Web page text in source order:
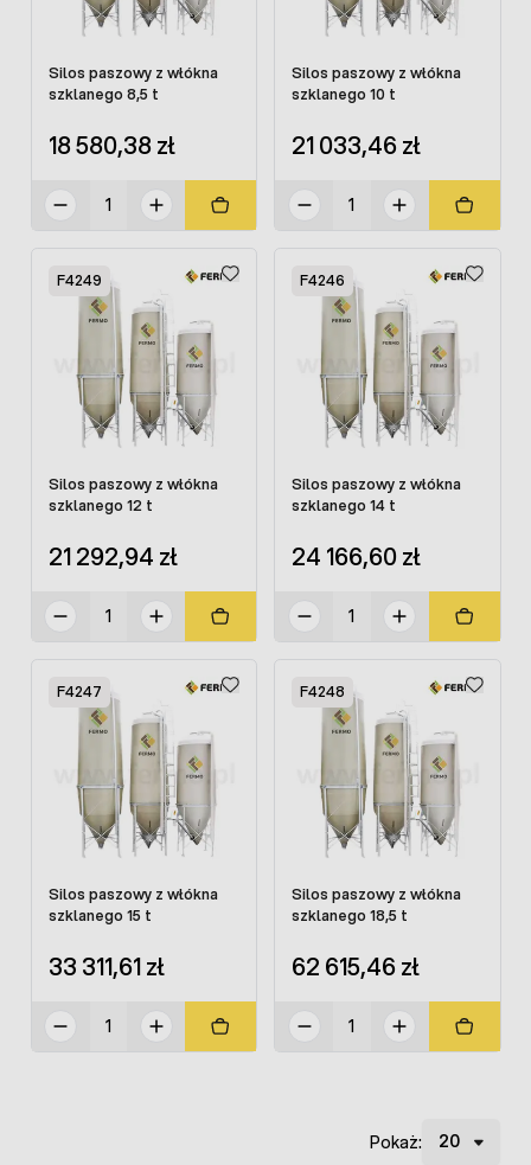
Silos paszowy z włókna
szklanego 8,5 t
18 580,38 zł
Silos paszowy z włókna
szklanego 10 t
21 033,46 zł
F4249
Silos paszowy z włókna
szklanego 12 t
21 292,94 zł
F4246
Silos paszowy z włókna
szklanego 14 t
24 166,60 zł
F4247
Silos paszowy z włókna
szklanego 15 t
33 311,61 zł
F4248
Silos paszowy z włókna
szklanego 18,5 t
62 615,46 zł
Pokaż: